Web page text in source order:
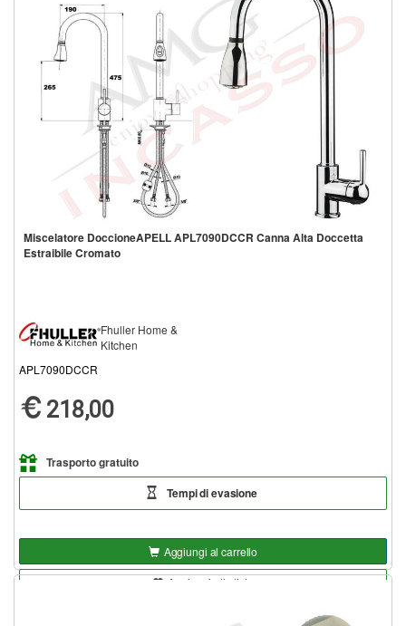
Miscelatore DoccioneAPELL APL7090DCCR Canna Alta Doccetta
Estraibile Cromato
Fhuller Home &
Kitchen
APL7090DCCR
218,00
Trasporto gratuito
Tempi di evasione
Aggiungi al carrello
Aggiungi alla lista